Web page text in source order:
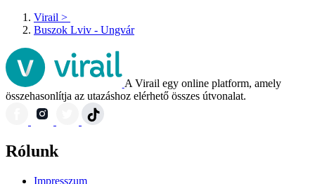
Virail >
Buszok Lviv - Ungvár
A Virail egy online platform, amely
összehasonlítja az utazáshoz elérhető összes útvonalat.
Rólunk
Impresszum